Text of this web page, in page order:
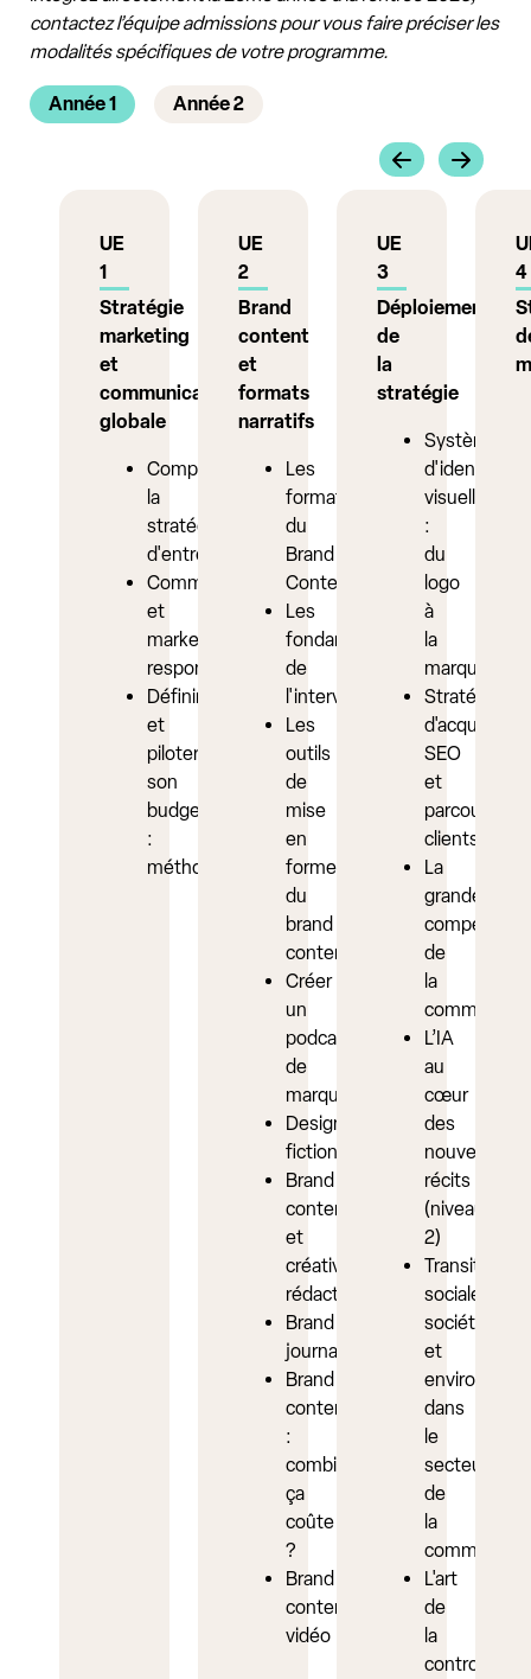
contactez l’équipe admissions pour vous faire préciser les
modalités spécifiques de votre programme.
Année 1 Année 2
UE
1
Stratégie
marketing
et
communication
globale
Comprendre
la
stratégie
d'entreprise
Communication
et
marketing
responsable
Définir
et
piloter
son
budget
:
méthodologie
UE
2
Brand
content
et
formats
narratifs
Les
formats
du
Brand
Content
Les
fondamentaux
de
l'interview
Les
outils
de
mise
en
forme
du
brand
content
Créer
un
podcast
de
marque
Design
fiction
Brand
content
et
créativité
rédactionnelle
Brand
journalism
Brand
content
:
combien
ça
coûte
?
Brand
content
vidéo
UE
3
Déploiement
de
la
stratégie
Système
d'identité
visuelle
:
du
logo
à
la
marque
Stratégies
d'acquisition
SEO
et
parcours
clients
La
grande
compet’
de
la
L’IA
au
cœur
des
nouveaux
récits
(niveau
2)
Transition
sociale,
sociétale
et
dans
le
secteur
de
la
L'art
de
la
controverse
4